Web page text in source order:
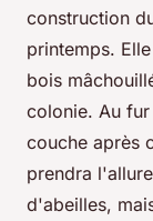
construction
printemps.
bois
colonie. Au
couche après
prendra
d'abeilles,